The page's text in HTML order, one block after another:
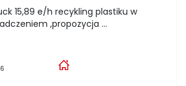
15,89 e/h recykling plastiku w
,propozycja ...